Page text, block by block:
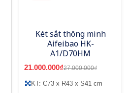
Két sắt thông minh
Aifeibao HK-
A1/D70HM
21.000.000₫27.000.000₫
KT: C73 x R43 x S41 cm